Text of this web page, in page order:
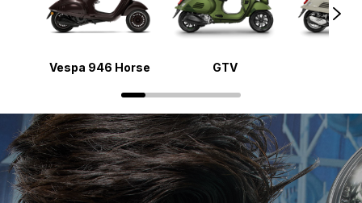
Vespa 946 Horse GTV